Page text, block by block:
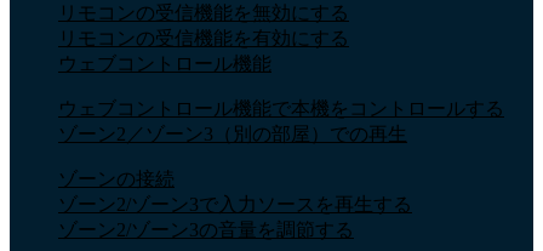
リモコンの受信機能を無効にする
リモコンの受信機能を有効にする
ウェブコントロール機能
ウェブコントロール機能で本機をコントロールする
ゾーン2／ゾーン3（別の部屋）での再生
ゾーンの接続
ゾーン2/ゾーン3で入力ソースを再生する
ゾーン2/ゾーン3の音量を調節する